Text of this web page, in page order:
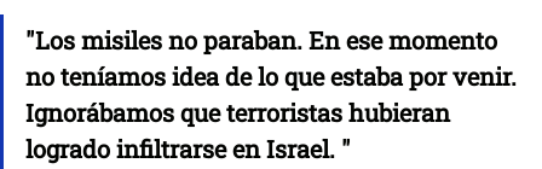
"Los misiles no paraban. En ese momento
no teníamos idea de lo que estaba por venir.
Ignorábamos que terroristas hubieran
logrado infiltrarse en Israel. "